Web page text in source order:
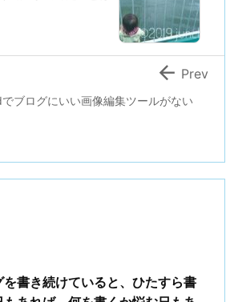
ブログにいい画像編集ツールがない
 Prev
を書き続けていると、ひたすら書